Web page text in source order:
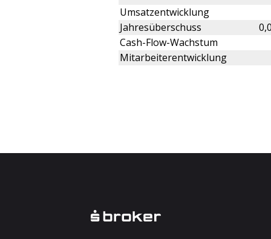
Umsatzentwicklung
Jahresüberschuss
Cash-Flow-Wachstum
Mitarbeiterentwicklung